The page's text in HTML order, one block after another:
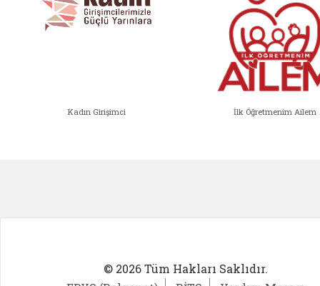
Kadın Girişimci İlk Öğretmenim Ailem
© 2026 Tüm Hakları Saklıdır.